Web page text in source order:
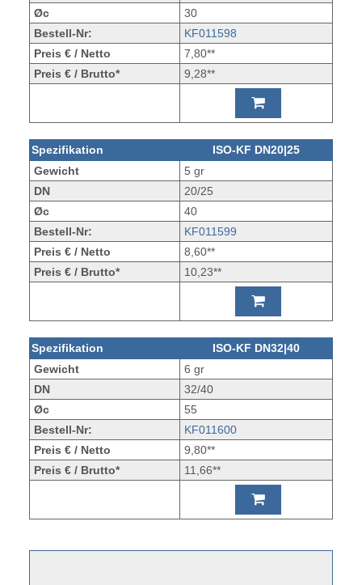
Øc
30
Bestell-Nr:
KF011598
Preis € / Netto
7,80**
Preis € / Brutto*
9,28**
Spezifikation
ISO-KF DN20|25
Gewicht
5 gr
DN
20/25
Øc
40
Bestell-Nr:
KF011599
Preis € / Netto
8,60**
Preis € / Brutto*
10,23**
Spezifikation
ISO-KF DN32|40
Gewicht
6 gr
DN
32/40
Øc
55
Bestell-Nr:
KF011600
Preis € / Netto
9,80**
Preis € / Brutto*
11,66**